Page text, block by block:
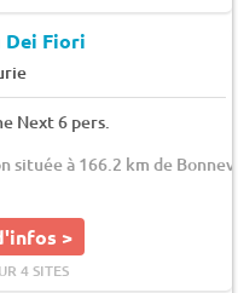
Dei Fiori
Next 6 pers.
située à 166.2 km de
>
4 SITES